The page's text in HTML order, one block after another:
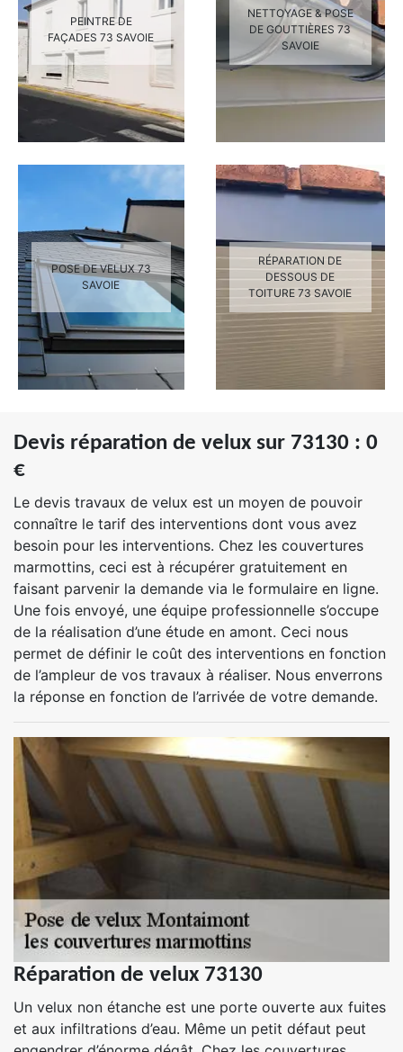
PEINTRE DE
FAÇADES 73 SAVOIE
NETTOYAGE & POSE
DE GOUTTIÈRES 73
SAVOIE
POSE DE VELUX 73
SAVOIE
RÉPARATION DE
DESSOUS DE
TOITURE 73 SAVOIE
Devis réparation de velux sur 73130 : 0
€
Le devis travaux de velux est un moyen de pouvoir
connaître le tarif des interventions dont vous avez
besoin pour les interventions. Chez les couvertures
marmottins, ceci est à récupérer gratuitement en
faisant parvenir la demande via le formulaire en ligne.
Une fois envoyé, une équipe professionnelle s’occupe
de la réalisation d’une étude en amont. Ceci nous
permet de définir le coût des interventions en fonction
de l’ampleur de vos travaux à réaliser. Nous enverrons
la réponse en fonction de l’arrivée de votre demande.
Réparation de velux 73130
Un velux non étanche est une porte ouverte aux fuites
et aux infiltrations d’eau. Même un petit défaut peut